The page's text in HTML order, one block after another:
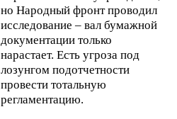
но Народный фронт проводил
исследование – вал бумажной
документации только
нарастает. Есть угроза под
лозунгом подотчетности
провести тотальную
регламентацию.